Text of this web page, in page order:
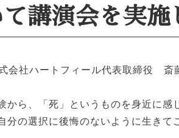
講演会を実施
会社ハートフィール代表取締役 斎
ら、「死」というものを身近に感
の選択に後悔のないように生きて